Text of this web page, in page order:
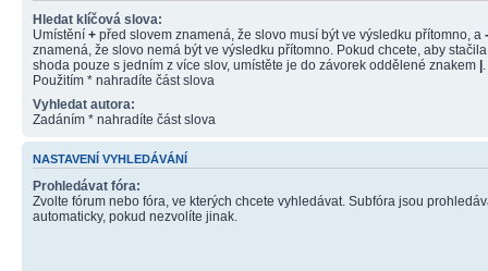
Hledat klíčová slova:
Umístění + před slovem znamená, že slovo musí být ve výsledku přítomno, a -
znamená, že slovo nemá být ve výsledku přítomno. Pokud chcete, aby stačila
shoda pouze s jedním z více slov, umístěte je do závorek oddělené znakem |
Použitím * nahradíte část slova
Vyhledat autora:
Zadáním * nahradíte část slova
NASTAVENÍ VYHLEDÁVÁNÍ
Prohledávat fóra:
Zvolte fórum nebo fóra, ve kterých chcete vyhledávat. Subfóra jsou
automaticky, pokud nezvolíte jinak.